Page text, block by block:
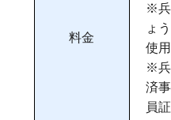
料金
※兵
ょ
使
※兵
済
員